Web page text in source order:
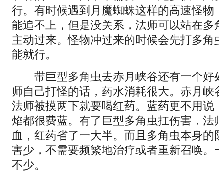
行。有时候遇到月魔蜘蛛这样的高速怪物
能追不上，但是没关系，法师可以站在多
主动过来。怪物冲过来的时候会先打多角
能就行。
带巨型多角虫去赤月峡谷还有一个好
师自己打怪的话，药水消耗很大。赤月峡
法师被摸两下就要喝红药。蓝药更不用说
焰都很费蓝。有了巨型多角虫扛伤害，法
血，红药省了一大半。而且多角虫本身的
害少，不需要频繁地治疗或者重新召唤。
不少。